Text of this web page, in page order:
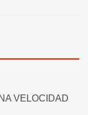
VELOCIDAD